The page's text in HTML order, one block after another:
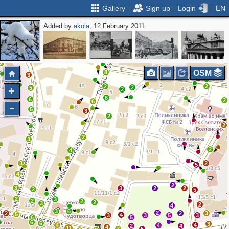
Gallery Sign up Login EN
Added byakola, 12 February 2011
4
6
6
6
2
2
5
2
3
5
6
3
9
2
6
13
10
15 17
2
2
2
5
2
2
2
2
2
8
2
6
6
2 2
4
2
2
3
5
3
3
4
2
3 2
2
6
3
3
3
4
4
5
2
3
3 2 2
2
2
4
5
2
4
3
2
5
3
3
4
4
OSM